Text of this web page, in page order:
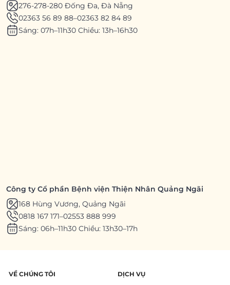
276-278-280 Đống Đa, Đà Nẵng
02363 56 89 88–02363 82 84 89
Sáng: 07h–11h30 Chiều: 13h–16h30
Công ty Cổ phần Bệnh viện Thiện Nhân Quảng Ngãi
168 Hùng Vương, Quảng Ngãi
0818 167 171–02553 888 999
Sáng: 06h–11h30 Chiều: 13h30–17h
VỀ CHÚNG TÔI DỊCH VỤ